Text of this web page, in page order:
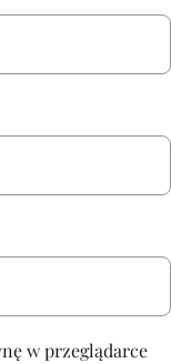
w przeglądarce